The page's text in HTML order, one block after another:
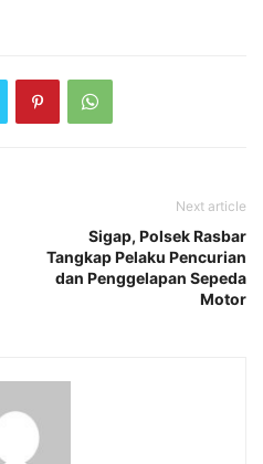
Next article
Sigap, Polsek Rasbar
Tangkap Pelaku Pencurian
dan Penggelapan Sepeda
Motor